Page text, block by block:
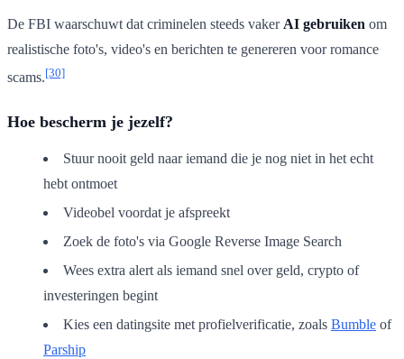
De FBI waarschuwt dat criminelen steeds vaker AI gebruiken om
realistische foto's, video's en berichten te genereren voor romance
scams.[30]
Hoe bescherm je jezelf?
Stuur nooit geld naar iemand die je nog niet in het echt
hebt ontmoet
Videobel voordat je afspreekt
Zoek de foto's via Google Reverse Image Search
Wees extra alert als iemand snel over geld, crypto of
investeringen begint
Kies een datingsite met profielverificatie, zoals Bumble of
Parship